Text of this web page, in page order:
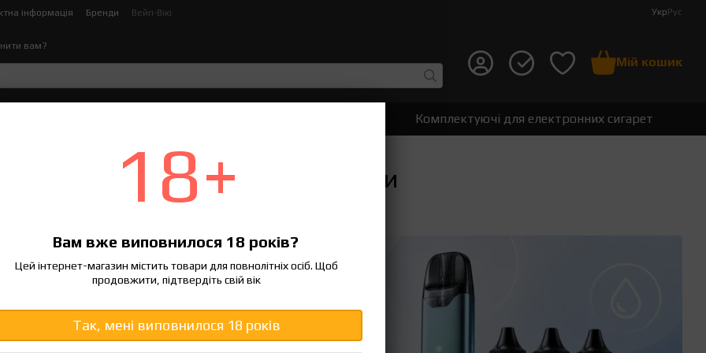
інформація Бренди Вейп-Вікі УкрРус
вам?
Мій кошик
сигарет Комплектуючі для електронних сигарет
рідини вибрати для POD-системи
рідини вибрати для POD-системи
18+
Вам вже виповнилося 18 років?
Цей інтернет-магазин містить товари для повнолітніх осіб. Щоб
продовжити, підтвердіть свій вік
Так, мені виповнилося 18 років